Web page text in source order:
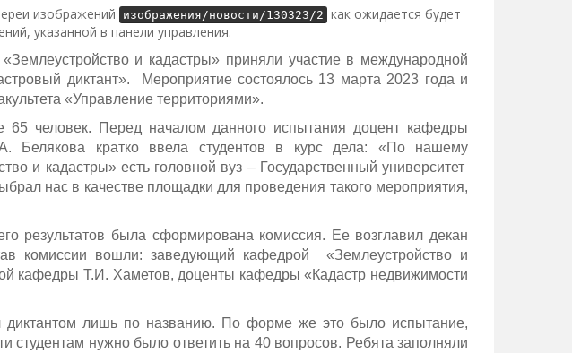
изображений изображения/новости/130323/2 как ожидается будет
указанной в панели управления.
и кадастры» приняли участие в международной
диктант». Мероприятие состоялось 13 марта 2023 года и
«Управление территориями».
65 человек. Перед началом данного испытания доцент кафедры
Белякова кратко ввела студентов в курс дела: «По нашему
и кадастры» есть головной вуз – Государственный университет
нас в качестве площадки для проведения такого мероприятия,
результатов была сформирована комиссия. Ее возглавил декан
комиссии вошли: заведующий кафедрой «Землеустройство и
кафедры Т.И. Хаметов, доценты кафедры «Кадастр недвижимости
диктантом лишь по названию. По форме же это было испытание,
студентам нужно было ответить на 40 вопросов. Ребята заполняли